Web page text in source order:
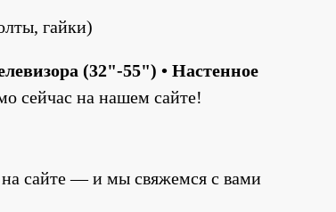
гайки)
(32"-55") • Настенное
сейчас на нашем сайте!
на сайте — и мы свяжемся с вами